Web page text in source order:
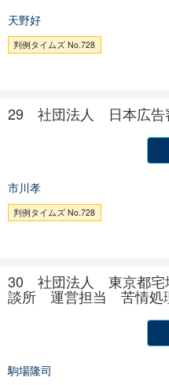
天野好
判例タイムズ No.728
29 社団法人 日本広告
市川孝
判例タイムズ No.728
30 社団法人 東京都宅
談所 運営担当 苦情処
駒場隆司